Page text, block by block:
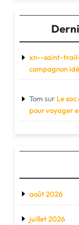
xn--saint-
compagnon
Tom sur Le
pour voyager
août 2026
juillet 2026